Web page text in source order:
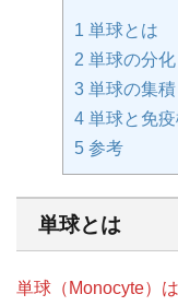
1 単球とは
2 単球の分化
3単球の集積
4単球と免疫
5参考
単球とは
単球（Monocyte）